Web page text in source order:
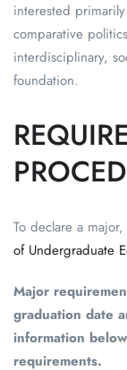
interested
comparative
interdisciplinary,
foundation.
To declare a
of Undergraduate
Major
graduation date
information
requirements.